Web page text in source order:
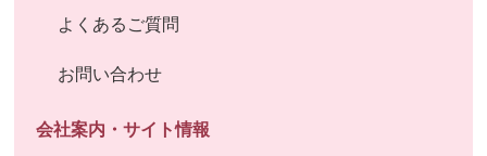
よくあるご質問
お問い合わせ
会社案内・サイト情報